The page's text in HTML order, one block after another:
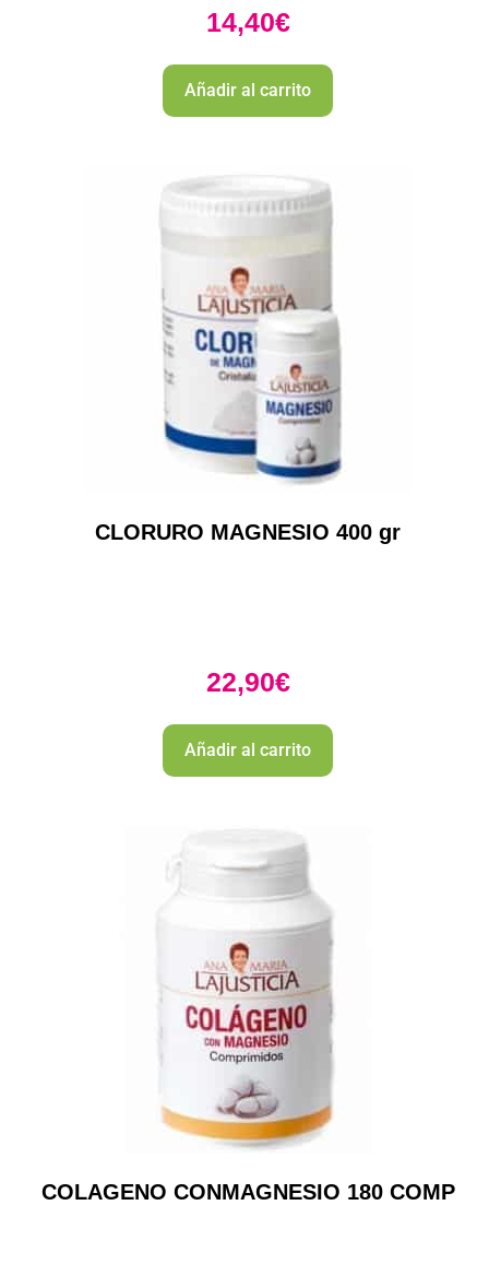
14,40€
Añadir al carrito
CLORURO MAGNESIO 400 gr
22,90€
Añadir al carrito
COLAGENO CONMAGNESIO 180 COMP